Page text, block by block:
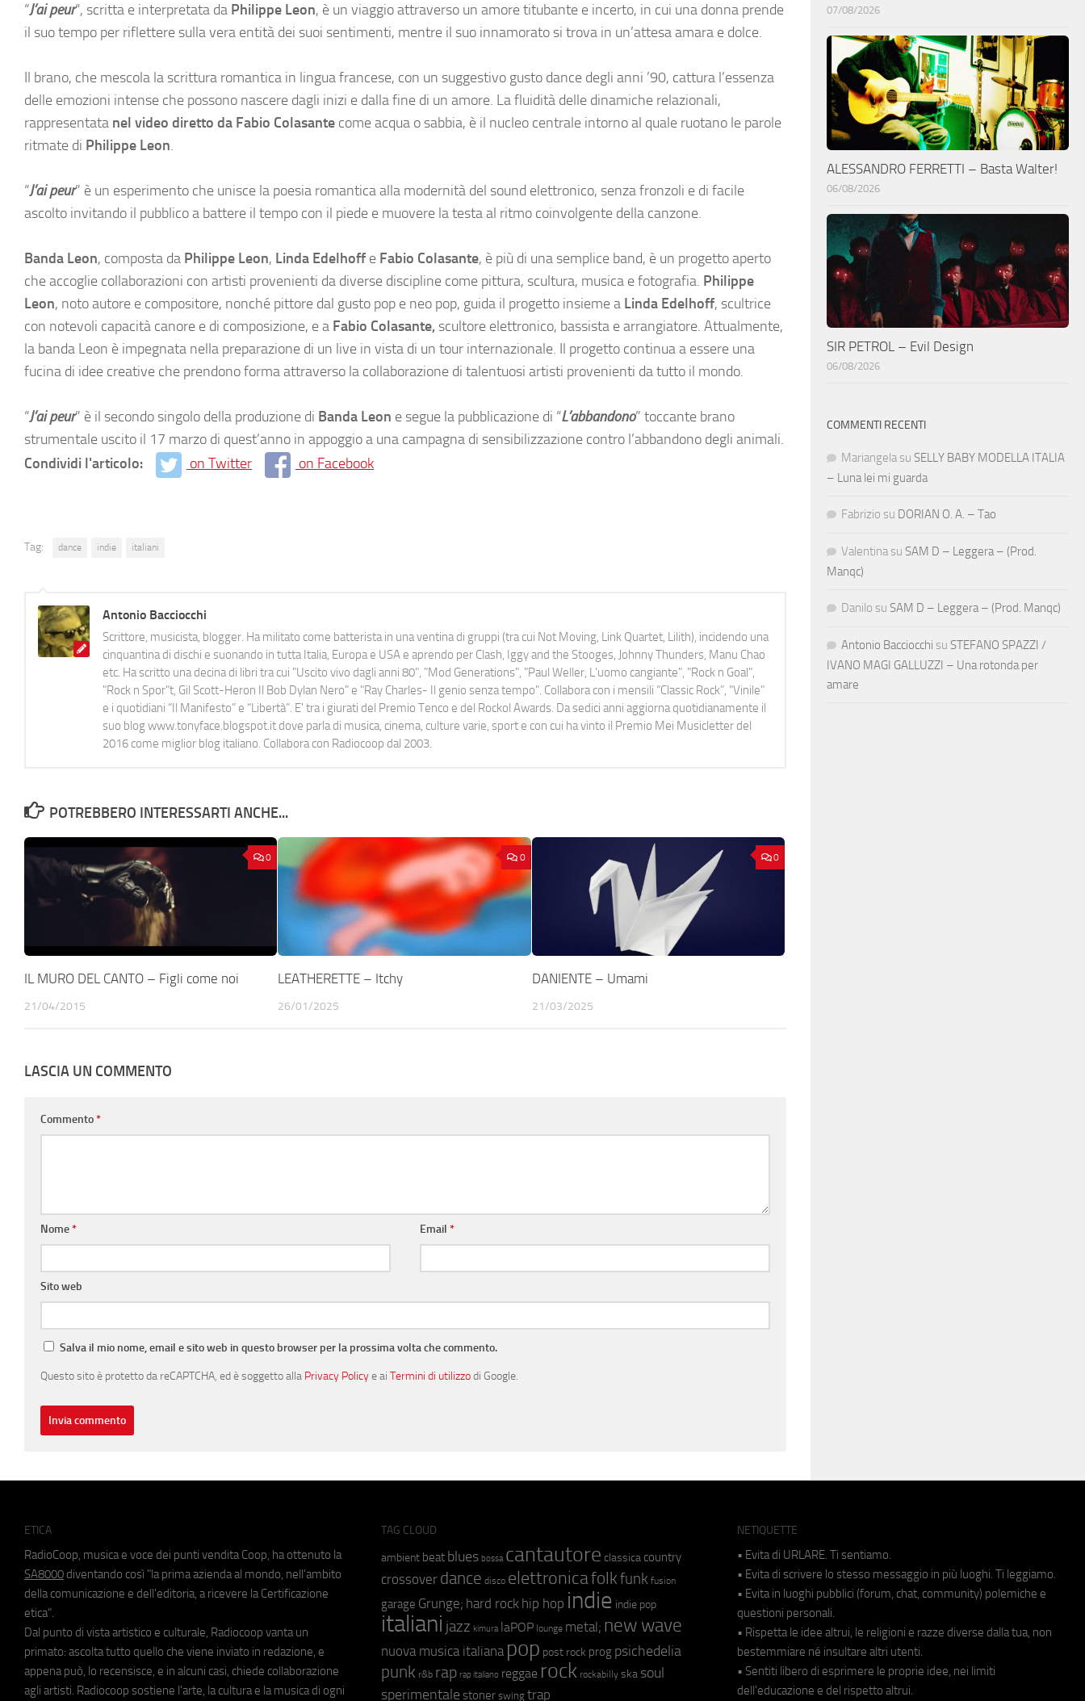
“J’ai peur“, scritta e interpretata da Philippe Leon, è un viaggio attraverso un amore titubante e incerto, in cui una donna prende
il suo tempo per riflettere sulla vera entità dei suoi sentimenti, mentre il suo innamorato si trova in un’attesa amara e dolce.
Il brano, che mescola la scrittura romantica in lingua francese, con un suggestivo gusto dance degli anni ’90, cattura l’essenza
delle emozioni intense che possono nascere dagli inizi e dalla fine di un amore. La fluidità delle dinamiche relazionali,
rappresentata nel video diretto da Fabio Colasante come acqua o sabbia, è il nucleo centrale intorno al quale ruotano le parole
ritmate di Philippe Leon.
“J’ai peur” è un esperimento che unisce la poesia romantica alla modernità del sound elettronico, senza fronzoli e di facile
ascolto invitando il pubblico a battere il tempo con il piede e muovere la testa al ritmo coinvolgente della canzone.
Banda Leon, composta da Philippe Leon, Linda Edelhoff e Fabio Colasante, è più di una semplice band, è un progetto aperto
che accoglie collaborazioni con artisti provenienti da diverse discipline come pittura, scultura, musica e fotografia. Philippe
Leon, noto autore e compositore, nonché pittore dal gusto pop e neo pop, guida il progetto insieme a Linda Edelhoff, scultrice
con notevoli capacità canore e di composizione, e a Fabio Colasante, scultore elettronico, bassista e arrangiatore. Attualmente,
la banda Leon è impegnata nella preparazione di un live in vista di un tour internazionale. Il progetto continua a essere una
fucina di idee creative che prendono forma attraverso la collaborazione di talentuosi artisti provenienti da tutto il mondo.
“J’ai peur” è il secondo singolo della produzione di Banda Leon e segue la pubblicazione di “L’abbandono” toccante brano
strumentale uscito il 17 marzo di quest’anno in appoggio a una campagna di sensibilizzazione contro l’abbandono degli animali.
Condividi l'articolo:
on Twitter on Facebook
Tag: dance indie italiani
Antonio Bacciocchi
Scrittore, musicista, blogger. Ha militato come batterista in una ventina di gruppi (tra cui Not Moving, Link Quartet, Lilith), incidendo una
cinquantina di dischi e suonando in tutta Italia, Europa e USA e aprendo per Clash, Iggy and the Stooges, Johnny Thunders, Manu Chao
etc. Ha scritto una decina di libri tra cui "Uscito vivo dagli anni 80", "Mod Generations", "Paul Weller, L’uomo cangiante", "Rock n Goal",
"Rock n Spor"t, Gil Scott-Heron Il Bob Dylan Nero" e "Ray Charles- Il genio senza tempo". Collabora con i mensili “Classic Rock”, "Vinile"
e i quotidiani “Il Manifesto” e “Libertà”. E' tra i giurati del Premio Tenco e del Rockol Awards. Da sedici anni aggiorna quotidianamente il
suo blog www.tonyface.blogspot.it dove parla di musica, cinema, culture varie, sport e con cui ha vinto il Premio Mei Musicletter del
2016 come miglior blog italiano. Collabora con Radiocoop dal 2003.
POTREBBERO INTERESSARTI ANCHE...
0
IL MURO DEL CANTO – Figli come noi
21/04/2015
0
LEATHERETTE – Itchy
26/01/2025
0
DANIENTE – Umami
21/03/2025
LASCIA UN COMMENTO
Commento*
Nome* Email*
Sito web
Salva il mio nome, email e sito web in questo browser per la prossima volta che commento.
Questo sito è protetto da reCAPTCHA, ed è soggetto alla Privacy Policye ai Termini di utilizzodi Google.
07/08/2026
ALESSANDRO FERRETTI – Basta Walter!
06/08/2026
SIR PETROL – Evil Design
06/08/2026
COMMENTI RECENTI
Mariangela su SELLY BABY MODELLA ITALIA
– Luna lei mi guarda
Fabrizio su DORIAN O. A. – Tao
Valentina su SAM D – Leggera – (Prod.
Manqc)
Danilo su SAM D – Leggera – (Prod. Manqc)
Antonio Bacciocchi su STEFANO SPAZZI /
IVANO MAGI GALLUZZI – Una rotonda per
amare
ETICA
RadioCoop, musica e voce dei punti vendita Coop, ha ottenuto la
SA8000 diventando così "la prima azienda al mondo, nell'ambito
della comunicazione e dell'editoria, a ricevere la Certificazione
etica".
Dal punto di vista artistico e culturale, Radiocoop vanta un
primato: ascolta tutto quello che viene inviato in redazione, e
appena può, lo recensisce, e in alcuni casi, chiede collaborazione
agli artisti. Radiocoop sostiene l'arte, la cultura e la musica di ogni
TAG CLOUD
ambient beat blues bossa cantautore classica country
crossover dance disco elettronicafolkfunk fusion
garage Grunge; hard rock hip hop indie indie pop
italiani jazz kimura laPOP lounge metal; new wave
nuova musica italiana pop post rock prog psichedelia
punk r&b rap rap italiano reggae rock rockabilly ska soul
sperimentale stoner swing trap
NETIQUETTE
• Evita di URLARE. Ti sentiamo.
• Evita di scrivere lo stesso messaggio in più luoghi. Ti leggiamo.
• Evita in luoghi pubblici (forum, chat, community) polemiche e
questioni personali.
• Rispetta le idee altrui, le religioni e razze diverse dalla tua, non
bestemmiare né insultare altri utenti.
• Sentiti libero di esprimere le proprie idee, nei limiti
dell'educazione e del rispetto altrui.